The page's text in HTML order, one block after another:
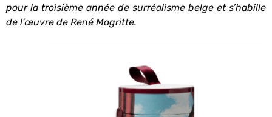
pour la troisième année de surréalisme belge et s’habille
de l’œuvre de René Magritte.